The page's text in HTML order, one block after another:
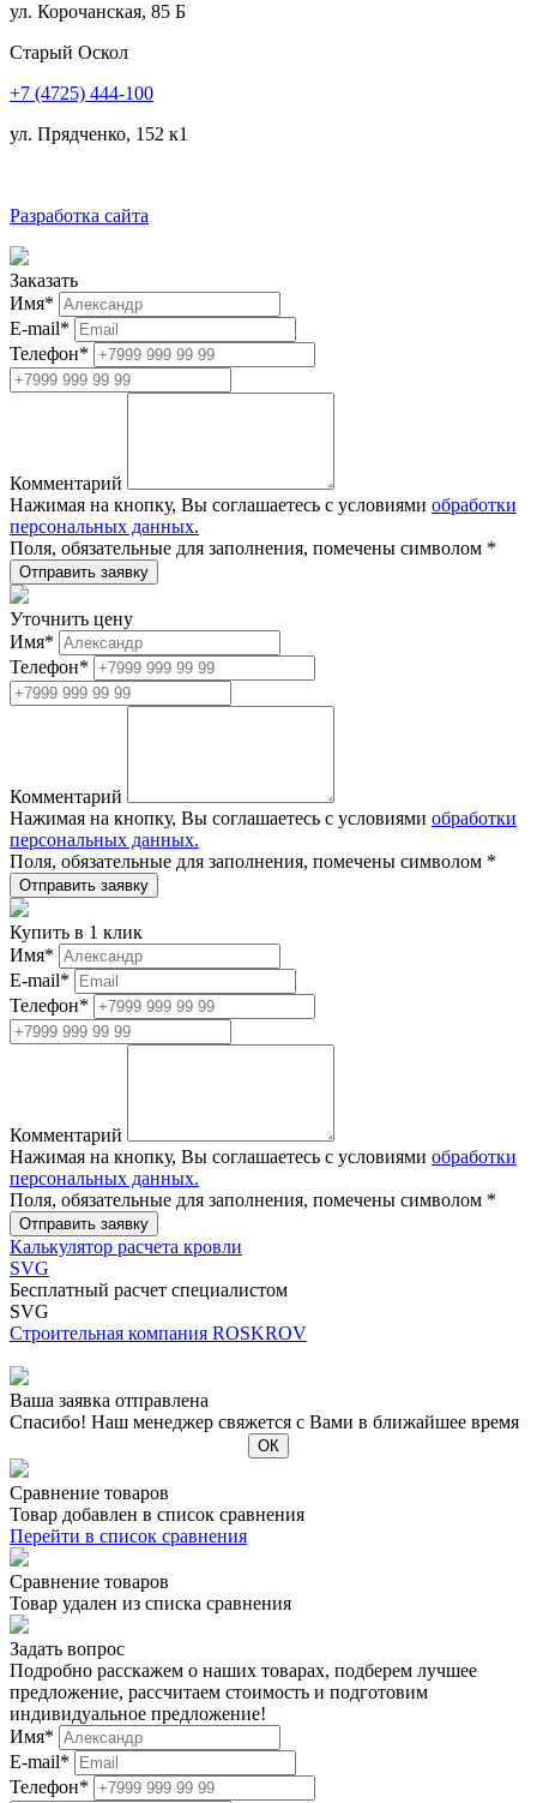
ул. Корочанская, 85 Б
Старый Оскол
+7 (4725) 444-100
ул. Прядченко, 152 к1
Разработка сайта
Заказать
Имя*
E-mail*
Телефон*
Комментарий
Нажимая на кнопку, Вы соглашаетесь с условиями обработки
персональных данных.
Поля, обязательные для заполнения, помечены символом *
Уточнить цену
Имя*
Телефон*
Комментарий
Нажимая на кнопку, Вы соглашаетесь с условиями обработки
персональных данных.
Поля, обязательные для заполнения, помечены символом *
Купить в 1 клик
Имя*
E-mail*
Телефон*
Комментарий
Нажимая на кнопку, Вы соглашаетесь с условиями обработки
персональных данных.
Поля, обязательные для заполнения, помечены символом *
Калькулятор расчета кровли
SVG
Бесплатный расчет специалистом
SVG
Строительная компания ROSKROV
Ваша заявка отправлена
Спасибо! Наш менеджер свяжется с Вами в ближайшее время
Сравнение товаров
Товар добавлен в список сравнения
Перейти в список сравнения
Сравнение товаров
Товар удален из списка сравнения
Задать вопрос
Подробно расскажем о наших товарах, подберем лучшее
предложение, рассчитаем стоимость и подготовим
индивидуальное предложение!
Имя*
E-mail*
Телефон*